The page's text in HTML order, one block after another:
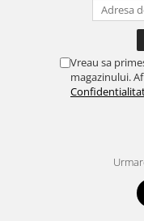
Vreau sa
magazinului.